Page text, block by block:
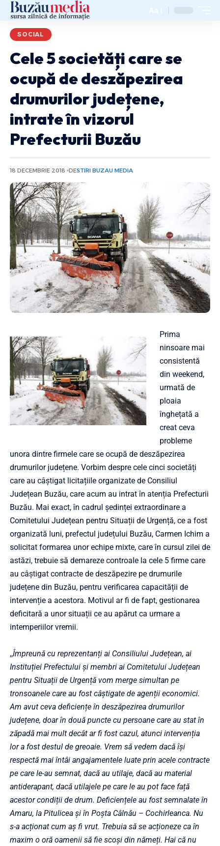
Aa
SOCIAL
Cele 5 societăți care se
ocupă de deszăpezirea
drumurilor județene,
intrate în vizorul
Prefecturii Buzău
18 DECEMBRIE 2018 DESTIRI BUZAU MEDIA
Prima
ninsoare mai
consistentă
din weekend,
urmată de
ploaia
înghețată a
creat ceva
probleme
unora dintre firmele care se ocupă de deszăpezirea
drumurilor județene. Vorbim despre cele cinci societăți
care au câștigat licitațiile organizate de Consiliul
Județean Buzău, care acum au intrat în atenția Prefecturii
Buzău. Mai exact, în cadrul ședinței extraordinare a
Comitetului Județean pentru Situații de Urgență, ce a fost
organizată luni, prefectul județului Buzău, Carmen Ichim a
solicitat formarea unor echipe mixte, care în cursul zilei de
astăzi, trebuie să demareze controale la cele 5 firme care
au câștigat contracte de deszăpezire pe drumurile
județene din Buzău, pentru verificarea capacității de
intervenție a acestora. Motivul ar fi de fapt, gestionarea
deficitară a unor situații ce au apărut ca urmare a
intemperiilor vremii.
,,Împreună cu reprezentanți ai Consiliului Județean, ai
Instituției Prefectului și membri ai Comitetului Județean
pentru Situații de Urgență vom merge simultan pe
tronsoanele care au fost câștigate de agenții economici.
Am avut ceva deficiențe în deszăpezirea drumurilor
județene, doar în două puncte cu persoane care au stat în
zăpadă mai mult decât ar fi fost cazul, atunci intervenția
lor a fost destul de greoaie. Vrem să vedem dacă își
respectă mai întâi angajamentele luate prin acele contracte
pe care le-au semnat, dacă au utilaje, dacă au material
antiderapant, dacă utilajele pe care le au pot face față
acestor condiții de drum. Deficiențele au fost semnalate în
Amaru, la Pitulicea și în Poșta Câlnău – Cochirleanca. Nu
s-a acționat cum aș fi vrut. Trebuia să se acționeze ca în
maxim o oră oamenii să fie scoși din nămeți. Hai că nu